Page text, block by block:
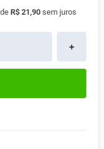
R$ 21 ,90 sem juros
＋